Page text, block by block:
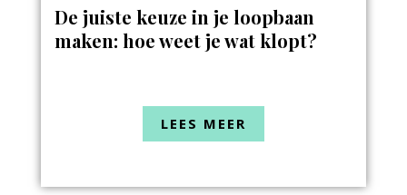
De juiste keuze in je loopbaan
maken: hoe weet je wat klopt?
LEES MEER